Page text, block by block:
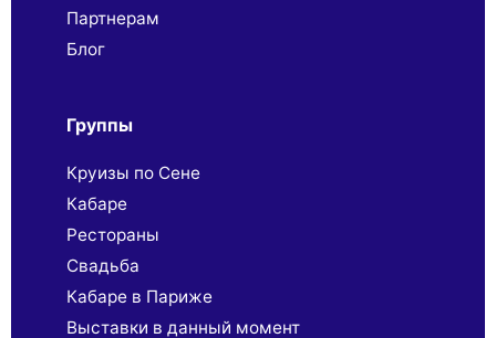
Партнерaм
Блог
Группы
Круизы по Сене
Кабаре
Рестораны
Свадьба
Кабаре в Париже
Выставки в данный момент